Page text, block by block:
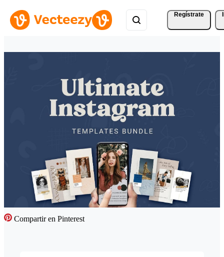
Regístrate
Compartir en Pinterest